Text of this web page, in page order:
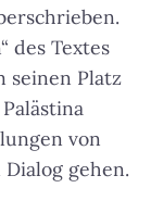
des Textes
seinen Platz
von
gehen.